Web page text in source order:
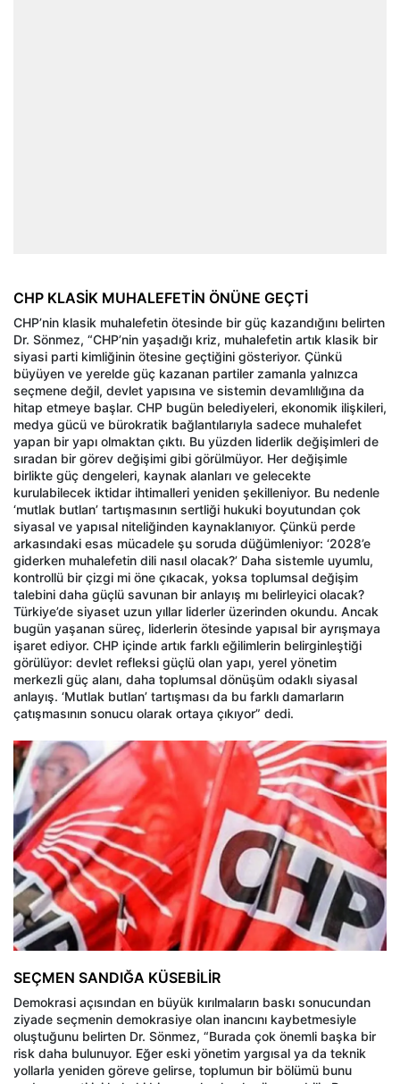
CHP KLASİK MUHALEFETİN ÖNÜNE GEÇTİ
CHP’nin klasik muhalefetin ötesinde bir güç kazandığını belirten
Dr. Sönmez, “CHP’nin yaşadığı kriz, muhalefetin artık klasik bir
siyasi parti kimliğinin ötesine geçtiğini gösteriyor. Çünkü
büyüyen ve yerelde güç kazanan partiler zamanla yalnızca
seçmene değil, devlet yapısına ve sistemin devamlılığına da
hitap etmeye başlar. CHP bugün belediyeleri, ekonomik ilişkileri,
medya gücü ve bürokratik bağlantılarıyla sadece muhalefet
yapan bir yapı olmaktan çıktı. Bu yüzden liderlik değişimleri de
sıradan bir görev değişimi gibi görülmüyor. Her değişimle
birlikte güç dengeleri, kaynak alanları ve gelecekte
kurulabilecek iktidar ihtimalleri yeniden şekilleniyor. Bu nedenle
‘mutlak butlan’ tartışmasının sertliği hukuki boyutundan çok
siyasal ve yapısal niteliğinden kaynaklanıyor. Çünkü perde
arkasındaki esas mücadele şu soruda düğümleniyor: ‘2028’e
giderken muhalefetin dili nasıl olacak?’ Daha sistemle uyumlu,
kontrollü bir çizgi mi öne çıkacak, yoksa toplumsal değişim
talebini daha güçlü savunan bir anlayış mı belirleyici olacak?
Türkiye’de siyaset uzun yıllar liderler üzerinden okundu. Ancak
bugün yaşanan süreç, liderlerin ötesinde yapısal bir ayrışmaya
işaret ediyor. CHP içinde artık farklı eğilimlerin belirginleştiği
görülüyor: devlet refleksi güçlü olan yapı, yerel yönetim
merkezli güç alanı, daha toplumsal dönüşüm odaklı siyasal
anlayış. ‘Mutlak butlan’ tartışması da bu farklı damarların
çatışmasının sonucu olarak ortaya çıkıyor” dedi.
SEÇMEN SANDIĞA KÜSEBİLİR
Demokrasi açısından en büyük kırılmaların baskı sonucundan
ziyade seçmenin demokrasiye olan inancını kaybetmesiyle
oluştuğunu belirten Dr. Sönmez, “Burada çok önemli başka bir
risk daha bulunuyor. Eğer eski yönetim yargısal ya da teknik
yollarla yeniden göreve gelirse, toplumun bir bölümü bunu